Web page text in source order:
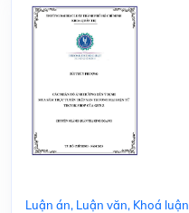
Luận án, Luận văn, Khoá luận